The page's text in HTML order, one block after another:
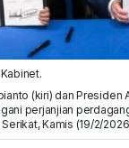
(kiri) dan Presiden
perjanjian
Kamis (19/2/